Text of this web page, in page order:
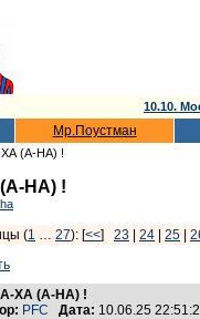
10.10.
Мр.Поустман
(A-HA) !
HA) !
(1 … 27): [<<] 23 24 25
А-ХА (A-HA) !
PFC Дата: 10.06.25